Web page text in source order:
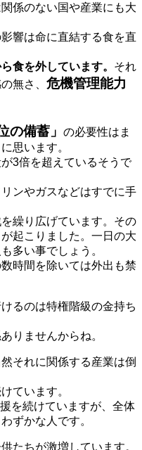
係のない国や産業にも大
響は命に直結する食を直
食を外しています。 それ
無さ、 危機管理能力
の備蓄」 の必要性はま
思います。
3倍を超えているそうで
ンやガスなどはすでに手
繰り広げています。その
起こりました。一日の大
多い事でしょう。
時間を除いては外出も禁
るのは特権階級の金持ち
りませんからね。
それに関係する産業は倒
ています。
を続けていますが、全体
ずかな人です。
たちが激増しています。